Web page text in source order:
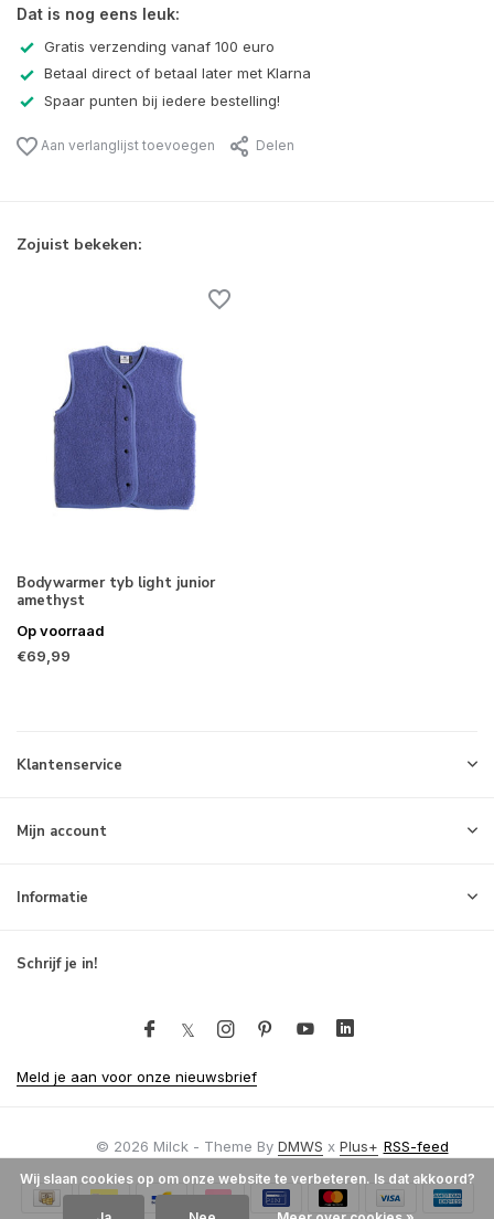
Dat is nog eens leuk:
Gratis verzending vanaf 100 euro
Betaal direct of betaal later met Klarna
Spaar punten bij iedere bestelling!
Aan verlanglijst toevoegen Delen
Zojuist bekeken:
Bodywarmer tyb light junior
amethyst
Op voorraad
€69,99
Klantenservice
Mijn account
Informatie
Schrijf je in!
Meld je aan voor onze nieuwsbrief
© 2026 Milck - Theme By DMWS x Plus+ RSS-feed
Wij slaan cookies op om onze website te verbeteren. Is dat akkoord?